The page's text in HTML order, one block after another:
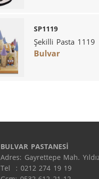
SP1119
Şekilli Pasta 1119
Bulvar
BULVAR PASTANESİ
Adres: Gayrettepe Mah.
Tel  : 0212 274 19 19